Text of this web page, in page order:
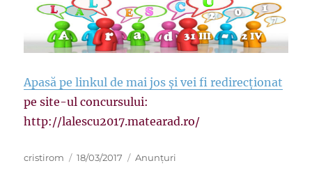
Apasă pe linkul de mai jos și vei firedirecționat
pe site-ul concursului:
http://lalescu2017.matearad.ro/
Autor
cristirom
Publicat
18/03/2017 Categorii
Anunțuri